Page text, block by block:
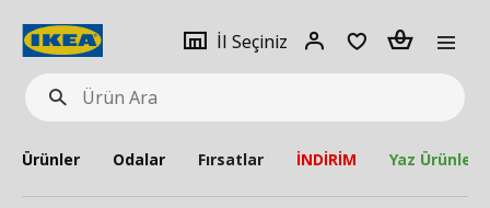
Ürün
Ara
İl Seçiniz
Giriş
Adet
Ürünler Odalar Fırsatlar İNDİRİM Yaz Ürünleri